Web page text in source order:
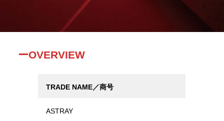
ーOVERVIEW
TRADE NAME／商号
ASTRAY